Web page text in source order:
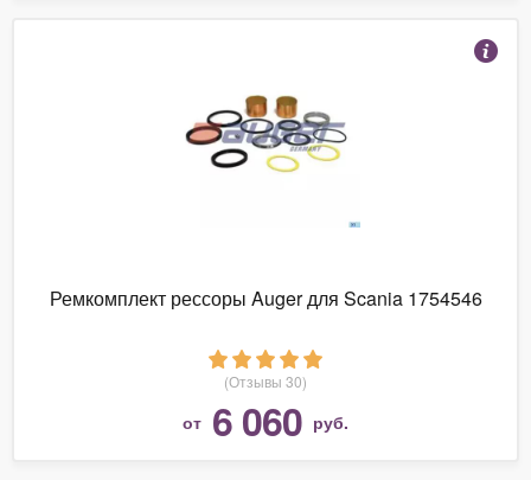
Ремкомплект рессоры Auger для Scania 1754546
(Отзывы 30)
от 6 060 руб.